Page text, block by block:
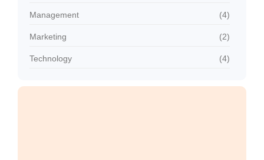
Management (4)
Marketing (2)
Technology (4)